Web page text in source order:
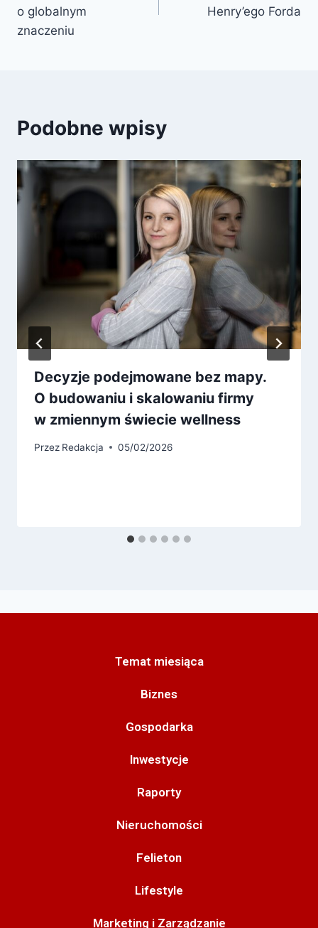
o globalnym
znaczeniu
Henry’ego Forda
Podobne wpisy
Decyzje podejmowane bez mapy.
O budowaniu i skalowaniu firmy
w zmiennym świecie wellness
Przez Redakcja 05/02/2026
Temat miesiąca
Biznes
Gospodarka
Inwestycje
Raporty
Nieruchomości
Felieton
Lifestyle
Marketing i Zarządzanie